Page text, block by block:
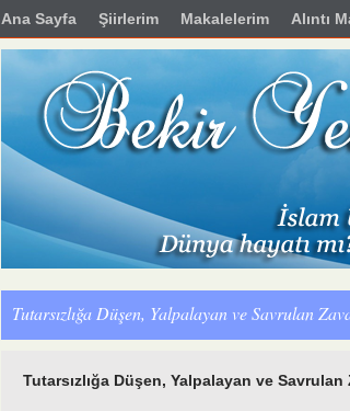
Ana Sayfa Şiirlerim Makalelerim Alıntı
Tutarsızlığa Düşen, Yalpalayan ve Savrulan
Tutarsızlığa Düşen, Yalpalayan ve